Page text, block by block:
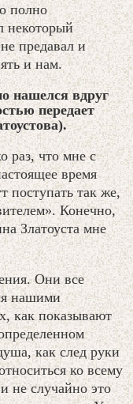
полно
некоторый
предавал и
и нам.
нашелся вдруг
передает
раз, что мне с
время
поступать так же,
Конечно,
Златоуста мне
Они все
нашими
как показывают
как след руки
ко всему
не случайно это